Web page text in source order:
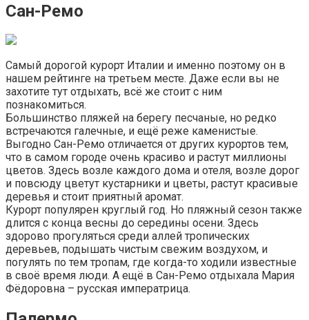
Сан-Ремо
Самый дорогой курорт Италии и именно поэтому он в
нашем рейтинге на третьем месте. Даже если вы не
захотите тут отдыхать, всё же стоит с ним
познакомиться.
Большинство пляжей на берегу песчаные, но редко
встречаются галечные, и ещё реже каменистые.
Выгодно Сан-Ремо отличается от других курортов тем,
что в самом городе очень красиво и растут миллионы
цветов. Здесь возле каждого дома и отеля, возле дорог
и повсюду цветут кустарники и цветы, растут красивые
деревья и стоит приятный аромат.
Курорт популярен круглый год. Но пляжный сезон также
длится с конца весны до середины осени. Здесь
здорово прогуляться среди аллей тропических
деревьев, подышать чистым свежим воздухом, и
погулять по тем тропам, где когда-то ходили известные
в своё время люди. А ещё в Сан-Ремо отдыхала Мария
Фёдоровна – русская императрица.